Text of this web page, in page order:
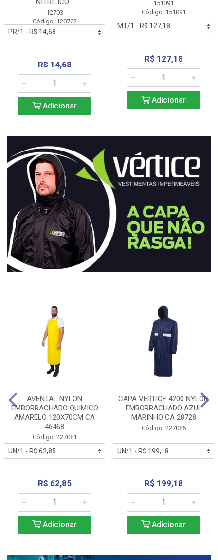
NITRÍLICO...
12703
Código: 120702
R$ 14,68
Adicionar
151091
Código: 151091
R$ 127,18
Adicionar
AVENTAL NYLON
EMBORRACHADO QUIMICO
AMARELO 120X70CM CA
46468
Código: 227081
R$ 62,85
Adicionar
CAPA VERTICE 4200 NYLON
EMBORRACHADO AZUL
MARINHO CA 28728
Código: 227085
R$ 199,18
Adicionar